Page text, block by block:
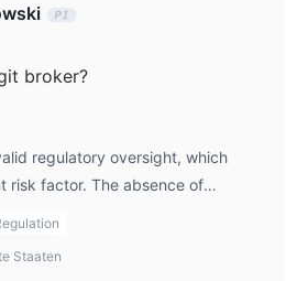
broker?
regulatory oversight, which
risk factor. The absence of
protections—such as fund
not be in place. Investors
Staaten